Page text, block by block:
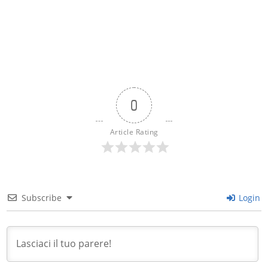
0
Article Rating
Subscribe Login